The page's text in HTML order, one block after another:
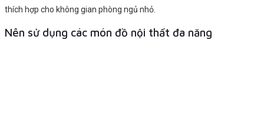
thích hợp cho không gian phòng ngủ nhỏ.
Nên sử dụng các món đồ nội thất đa năng